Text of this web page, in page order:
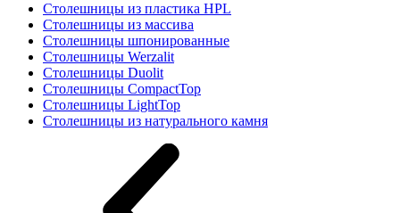
Столешницы из пластика HPL
Столешницы из массива
Столешницы шпонированные
Столешницы Werzalit
Столешницы Duolit
Столешницы CompactTop
Столешницы LightTop
Столешницы из натурального камня